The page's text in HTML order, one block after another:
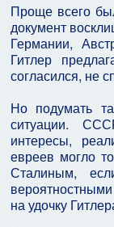
Проще всего
документ
Германии,
Гитлер
согласился, не
Но подумать
ситуации.
интересы,
евреев могло
Сталиным,
на удочку